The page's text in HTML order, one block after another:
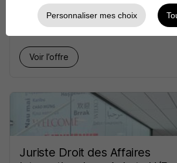
Saint-Priest - 69
Voir l’offre
Juriste Droit des Affaires
Personnaliser mes choix